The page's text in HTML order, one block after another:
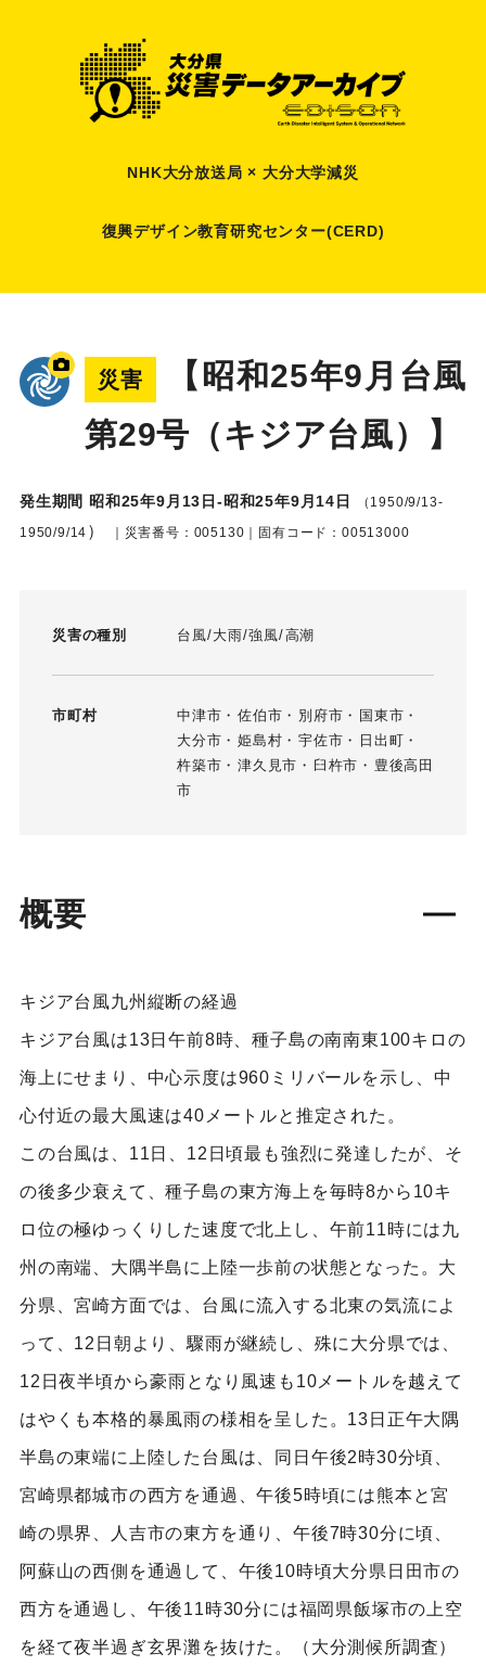
NHK大分放送局 × 大分大学減災
復興デザイン教育研究センター(CERD)
災害
【昭和25年9月台風
第29号（キジア台風）】
発生期間 昭和25年9月13日-昭和25年9月14日
（1950/9/13-
1950/9/14 ） ｜災害番号：005130｜固有コード：00513000
災害の種別 台風 大雨 強風 高潮
市町村 中津市 佐伯市 別府市
国東市
大分市
姫島村 宇佐市
日出町
杵築市
津久見市 臼杵市
豊後高田
市
概要
キジア台風九州縦断の経過
キジア台風は13日午前8時、種子島の南南東100キロの
海上にせまり、中心示度は960ミリバールを示し、中
心付近の最大風速は40メートルと推定された。
この台風は、11日、12日頃最も強烈に発達したが、そ
の後多少衰えて、種子島の東方海上を毎時8から10キ
ロ位の極ゆっくりした速度で北上し、午前11時には九
州の南端、大隅半島に上陸一歩前の状態となった。大
分県、宮崎方面では、台風に流入する北東の気流によ
って、12日朝より、驟雨が継続し、殊に大分県では、
12日夜半頃から豪雨となり風速も10メートルを越えて
はやくも本格的暴風雨の様相を呈した。13日正午大隅
半島の東端に上陸した台風は、同日午後2時30分頃、
宮崎県都城市の西方を通過、午後5時頃には熊本と宮
崎の県界、人吉市の東方を通り、午後7時30分に頃、
阿蘇山の西側を通過して、午後10時頃大分県日田市の
西方を通過し、午後11時30分には福岡県飯塚市の上空
を経て夜半過ぎ玄界灘を抜けた。（大分測候所調査）